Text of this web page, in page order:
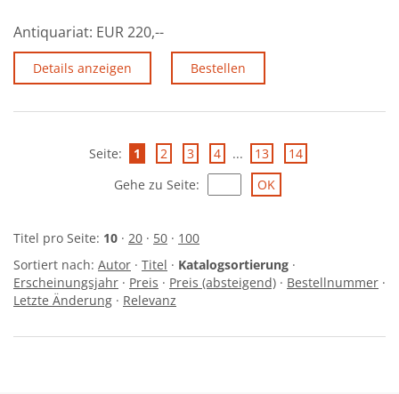
Antiquariat: EUR 220,--
Details anzeigen Bestellen
Seite: 1 2 3 4 ... 13
14
Gehe zu Seite:
Titel pro Seite: 10 · 20 · 50 · 100
Sortiert nach: Autor · Titel · Katalogsortierung ·
Erscheinungsjahr · Preis · Preis (absteigend) · Bestellnummer ·
Letzte Änderung · Relevanz